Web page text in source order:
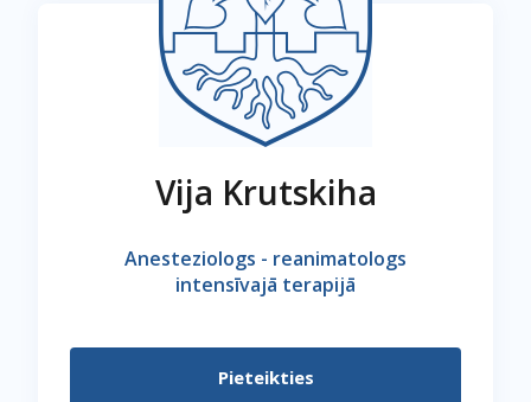
Vija Krutskiha
Anesteziologs - reanimatologs
intensīvajā terapijā
Pieteikties